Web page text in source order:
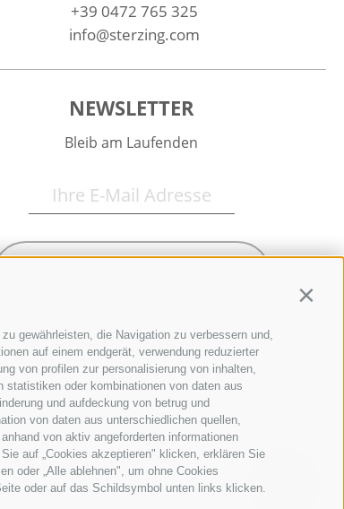
gewährleisten, die Navigation zu verbessern und,
auf einem endgerät, verwendung reduzierter
von profilen zur personalisierung von inhalten,
statistiken oder kombinationen von daten aus
und aufdeckung von betrug und
von daten aus unterschiedlichen quellen,
von aktiv angeforderten informationen
auf „Cookies akzeptieren" klicken, erklären Sie
oder „Alle ablehnen", um ohne Cookies
oder auf das Schildsymbol unten links klicken.
+39 0472 765 325
info@sterzing.com
NEWSLETTER
Bleib am Laufenden